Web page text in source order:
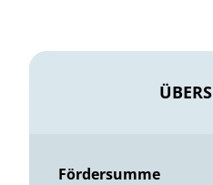
Fördersumme